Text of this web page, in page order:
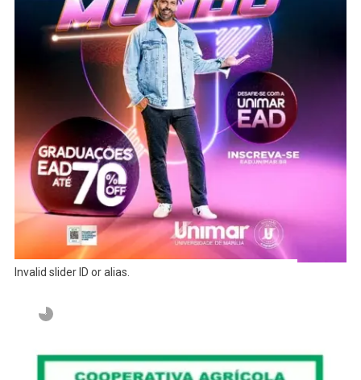
Invalid slider ID or alias.